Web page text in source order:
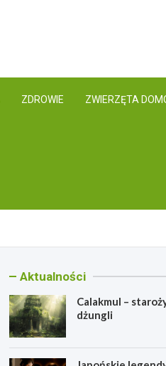
ZDROWIE ZWIERZĘTA
Aktualności
Calakmul –
dżungli